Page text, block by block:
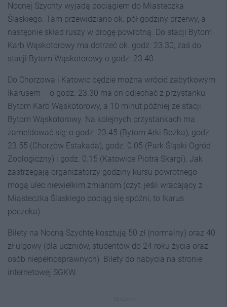
Nocnej Szychty wyjadą pociągiem do Miasteczka
Śląskiego. Tam przewidziano ok. pół godziny przerwy, a
następnie skład ruszy w drogę powrotną. Do stacji Bytom
Karb Wąskotorowy ma dotrzeć ok. godz. 23.30, zaś do
stacji Bytom Wąskotorowy o godz. 23.40.
Do Chorzowa i Katowic będzie można wrócić zabytkowym
Ikarusem – o godz. 23.30 ma on odjechać z przystanku
Bytom Karb Wąskotorowy, a 10 minut później ze stacji
Bytom Wąskotorowy. Na kolejnych przystankach ma
zameldować się: o godz. 23.45 (Bytom Arki Bożka), godz.
23.55 (Chorzów Estakada), godz. 0.05 (Park Śląski Ogród
Zoologiczny) i godz. 0.15 (Katowice Piotra Skargi). Jak
zastrzegają organizatorzy godziny kursu powrotnego
mogą ulec niewielkim zmianom (czyt: jeśli wracający z
Miasteczka Ślaskiego pociąg się spóźni, to Ikarus
poczeka).
Bilety na Nocną Szychtę kosztują 50 zł (normalny) oraz 40
zł ulgowy (dla uczniów, studentów do 24 roku życia oraz
osób niepełnosprawnych). Bilety do nabycia na stronie
internetowej SGKW.